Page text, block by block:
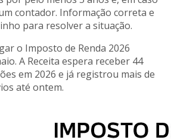
contador. Informação correta e
para resolver a situação.
o Imposto de Renda 2026
A Receita espera receber 44
em 2026 e já registrou mais de
até ontem.